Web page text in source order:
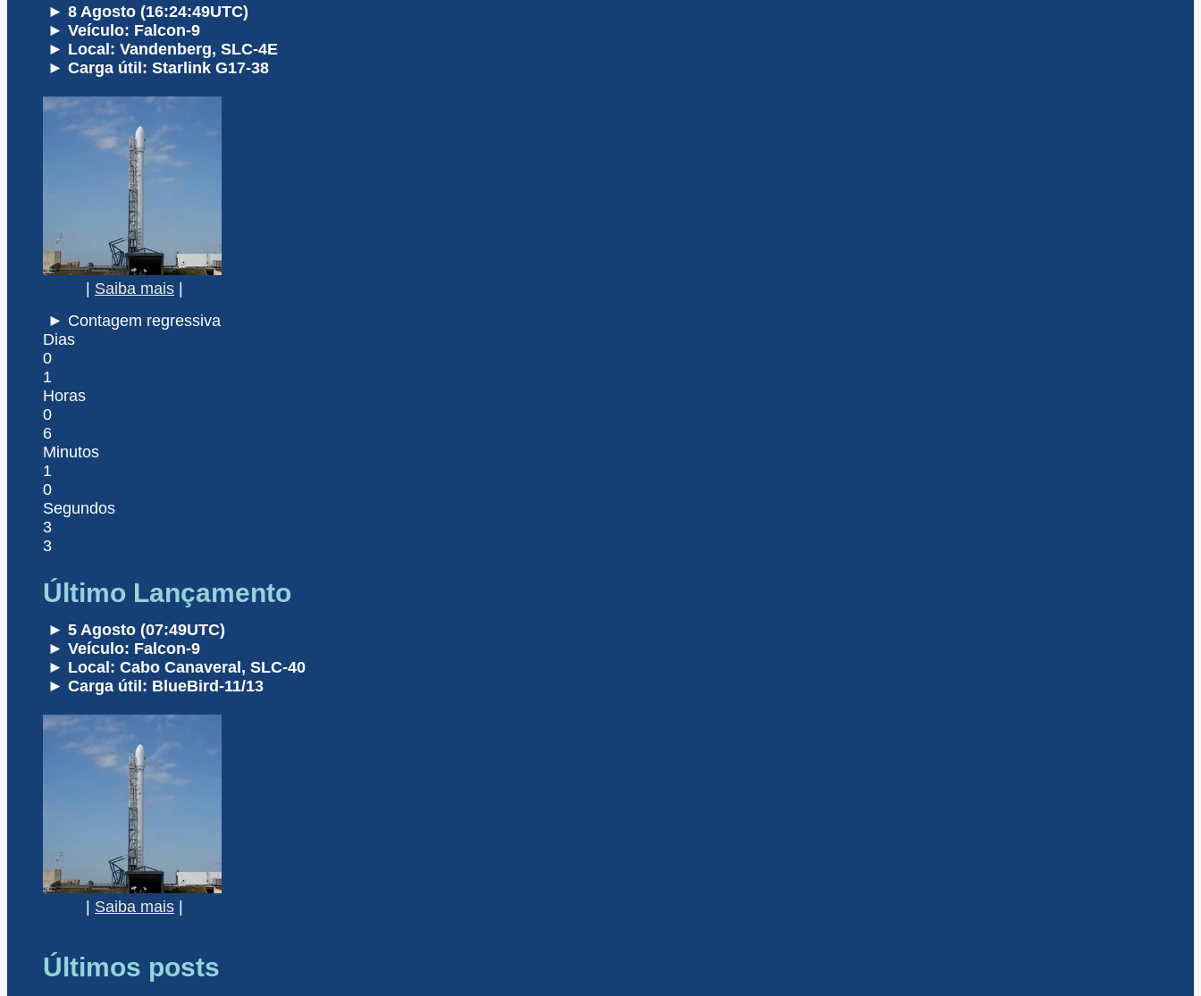
► 8 Agosto (16:24:49UTC)
► Veículo: Falcon-9
► Local: Vandenberg, SLC-4E
► Carga útil: Starlink G17-38
| Saiba mais |
► Contagem regressiva
Dias
0
1
Horas
0
6
Minutos
1
0
Segundos
3
3
Último Lançamento
► 5 Agosto (07:49UTC)
► Veículo: Falcon-9
► Local: Cabo Canaveral, SLC-40
► Carga útil: BlueBird-11/13
Saiba mais
Últimos posts